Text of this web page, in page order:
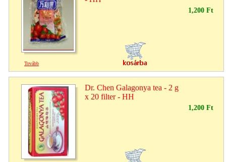
1,200 Ft
Tovább
Dr. Chen Galagonya tea - 2 g
x 20 filter - HH
1,200 Ft